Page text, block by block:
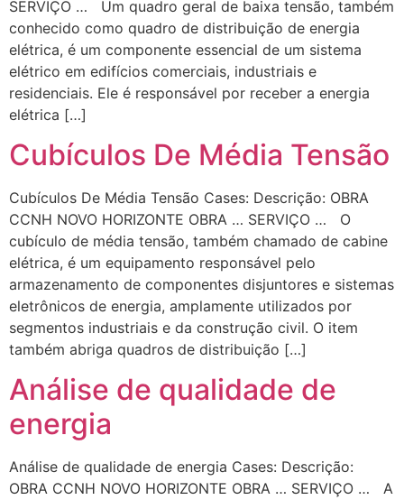
SERVIÇO … Um quadro geral de baixa tensão, também
conhecido como quadro de distribuição de energia
elétrica, é um componente essencial de um sistema
elétrico em edifícios comerciais, industriais e
residenciais. Ele é responsável por receber a energia
elétrica […]
Cubículos De Média Tensão
Cubículos De Média Tensão Cases: Descrição: OBRA
CCNH NOVO HORIZONTE OBRA … SERVIÇO … O
cubículo de média tensão, também chamado de cabine
elétrica, é um equipamento responsável pelo
armazenamento de componentes disjuntores e sistemas
eletrônicos de energia, amplamente utilizados por
segmentos industriais e da construção civil. O item
também abriga quadros de distribuição […]
Análise de qualidade de
energia
Análise de qualidade de energia Cases: Descrição:
OBRA CCNH NOVO HORIZONTE OBRA … SERVIÇO … A